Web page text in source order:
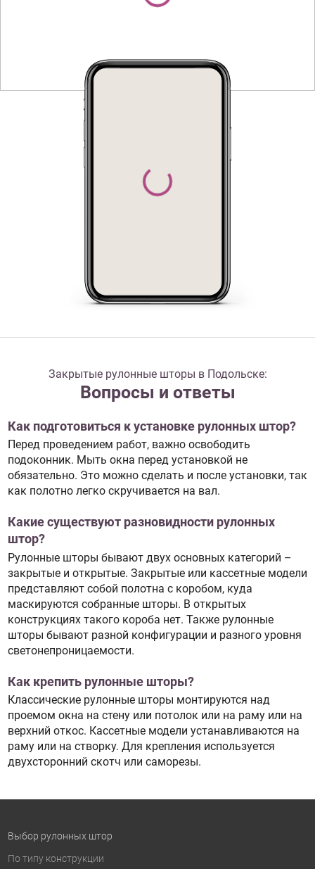
Закрытые рулонные шторы в Подольске:
Вопросы и ответы
Как подготовиться к установке рулонных штор?
Перед проведением работ, важно освободить
подоконник. Мыть окна перед установкой не
обязательно. Это можно сделать и после установки, так
как полотно легко скручивается на вал.
Какие существуют разновидности рулонных
штор?
Рулонные шторы бывают двух основных категорий –
закрытые и открытые. Закрытые или кассетные модели
представляют собой полотна с коробом, куда
маскируются собранные шторы. В открытых
конструкциях такого короба нет. Также рулонные
шторы бывают разной конфигурации и разного уровня
светонепроницаемости.
Как крепить рулонные шторы?
Классические рулонные шторы монтируются над
проемом окна на стену или потолок или на раму или на
верхний откос. Кассетные модели устанавливаются на
раму или на створку. Для крепления используется
двухсторонний скотч или саморезы.
Выбор рулонных штор
По типу конструкции